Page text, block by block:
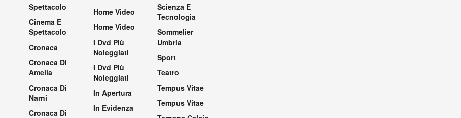
Spettacolo
Cinema E
Spettacolo
Cronaca
Cronaca Di
Amelia
Cronaca Di
Narni
Cronaca Di
Home Video
Home Video
I Dvd Più
Noleggiati
I Dvd Più
Noleggiati
In Apertura
In Evidenza
Scienza E
Tecnologia
Sommelier
Umbria
Sport
Teatro
Tempus Vitae
Tempus Vitae